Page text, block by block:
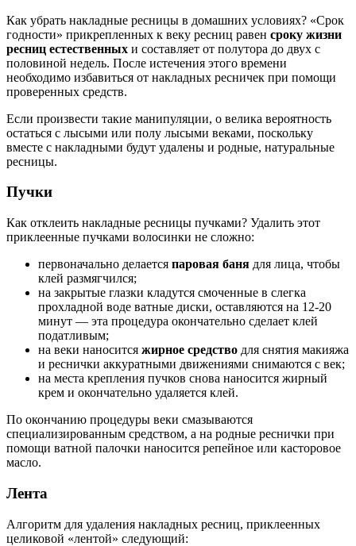
Как убрать накладные ресницы в домашних условиях? «Срок
годности» прикрепленных к веку ресниц равен сроку жизни
ресниц естественных и составляет от полутора до двух с
половиной недель. После истечения этого времени
необходимо избавиться от накладных ресничек при помощи
проверенных средств.
Если произвести такие манипуляции, о велика вероятность
остаться с лысыми или полу лысыми веками, поскольку
вместе с накладными будут удалены и родные, натуральные
ресницы.
Пучки
Как отклеить накладные ресницы пучками? Удалить этот
приклеенные пучками волосинки не сложно:
первоначально делается паровая баня для лица, чтобы
клей размягчился;
на закрытые глазки кладутся смоченные в слегка
прохладной воде ватные диски, оставляются на 12-20
минут — эта процедура окончательно сделает клей
податливым;
на веки наносится жирное средство для снятия макияжа
и реснички аккуратными движениями снимаются с век;
на места крепления пучков снова наносится жирный
крем и окончательно удаляется клей.
По окончанию процедуры веки смазываются
специализированным средством, а на родные реснички при
помощи ватной палочки наносится репейное или касторовое
масло.
Лента
Алгоритм для удаления накладных ресниц, приклеенных
целиковой «лентой» следующий: